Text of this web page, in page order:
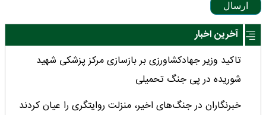
ارسال
آخرین اخبار
تاکید وزیر جهادکشاورزی بر بازسازی مرکز پزشکی شهید
شوریده در پی جنگ تحمیلی
خبرنگاران در جنگ‌های اخیر، منزلت روایتگری را عیان کردند